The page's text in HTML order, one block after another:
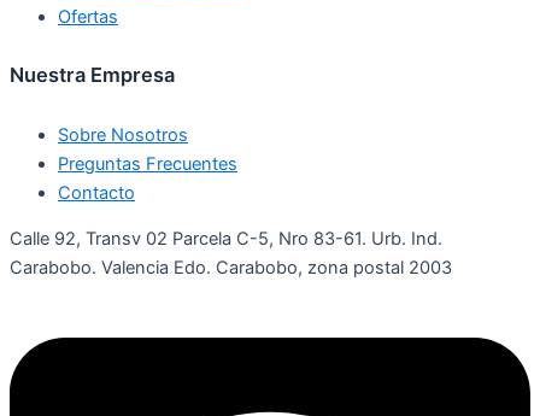
Ofertas
Nuestra Empresa
Sobre Nosotros
Preguntas Frecuentes
Contacto
Calle 92, Transv 02 Parcela C-5, Nro 83-61. Urb. Ind.
Carabobo. Valencia Edo. Carabobo, zona postal 2003